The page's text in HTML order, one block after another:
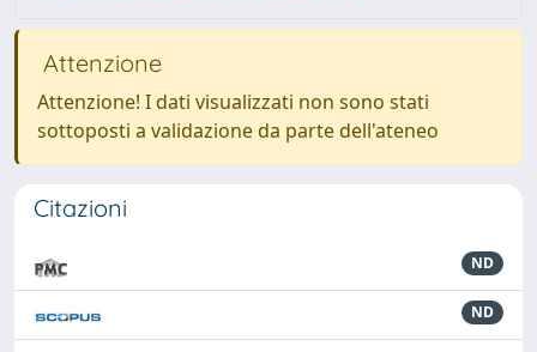
Attenzione
Attenzione! I dati visualizzati non sono stati
sottoposti a validazione da parte dell'ateneo
Citazioni
ND
ND